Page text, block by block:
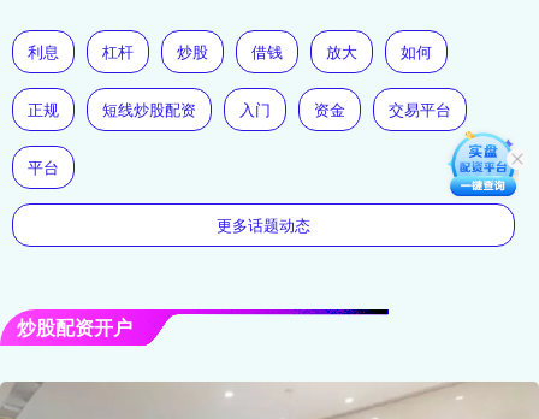
利息 杠杆 炒股 借钱 放大 如何
正规 短线炒股配资 入门 资金 交易平台
平台
更多话题动态
炒股配资开户